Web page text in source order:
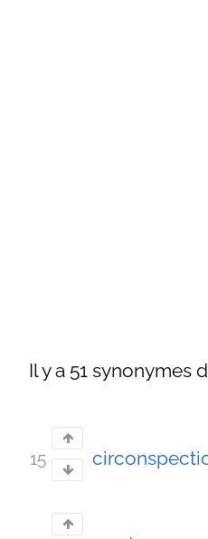
Il y a 51 synonymes
15